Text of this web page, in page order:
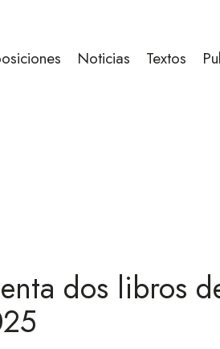
Noticias Textos
dos libros